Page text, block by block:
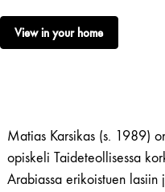
View in your home
Matias Karsikas (s. 1989)
opiskeli Taideteollisessa
Arabiassa erikoistuen